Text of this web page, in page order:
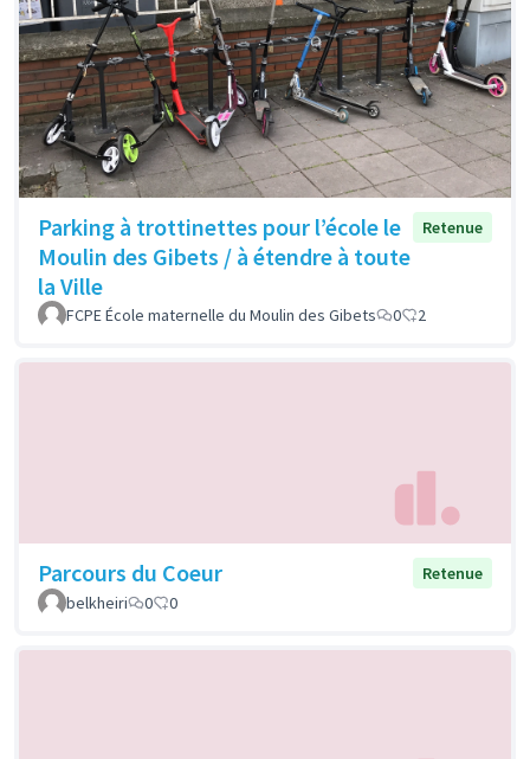
Parking à trottinettes pour l’école le
Moulin des Gibets / à étendre à toute
la Ville
Retenue
FCPE École maternelle du Moulin des Gibets 0 2
Parcours du Coeur
Retenue
belkheiri
0 0